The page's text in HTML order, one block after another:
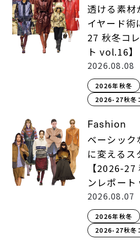
透ける素材
イヤード
27 秋冬コ
ト vol.16】
2026.08.08
2026年秋冬
2026-27秋冬
Fashion
ベーシック
に変えるス
【2026-
ンレポート
2026.08.07
2026年秋冬
2026-27秋冬